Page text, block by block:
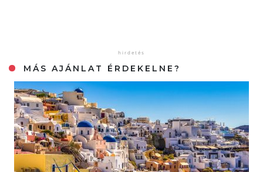
MÁS AJÁNLAT ÉRDEKELNE?